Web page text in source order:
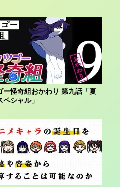
ー怪奇組おかわり 第九話「夏
ペシャル」